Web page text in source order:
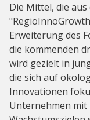
Die Mittel, die
Erweiterung des
die kommenden
wird gezielt in
die sich auf
Innovationen
Unternehmen